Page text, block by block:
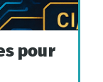
pour